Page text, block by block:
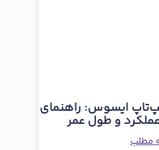
ایسوس: راهنمای
و طول عمر
مطلب